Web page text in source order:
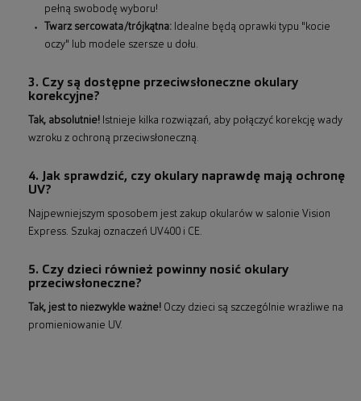
pełną swobodę wyboru!
Twarz sercowata/trójkątna: Idealne będą oprawki typu "kocie
oczy" lub modele szersze u dołu.
3. Czy są dostępne przeciwsłoneczne okulary
korekcyjne?
Tak, absolutnie! Istnieje kilka rozwiązań, aby połączyć korekcję wady
wzroku z ochroną przeciwsłoneczną.
4. Jak sprawdzić, czy okulary naprawdę mają ochronę
UV?
Najpewniejszym sposobem jest zakup okularów w salonie Vision
Express. Szukaj oznaczeń UV400 i CE.
5. Czy dzieci również powinny nosić okulary
przeciwsłoneczne?
Tak, jest to niezwykle ważne! Oczy dzieci są szczególnie wrażliwe na
promieniowanie UV.